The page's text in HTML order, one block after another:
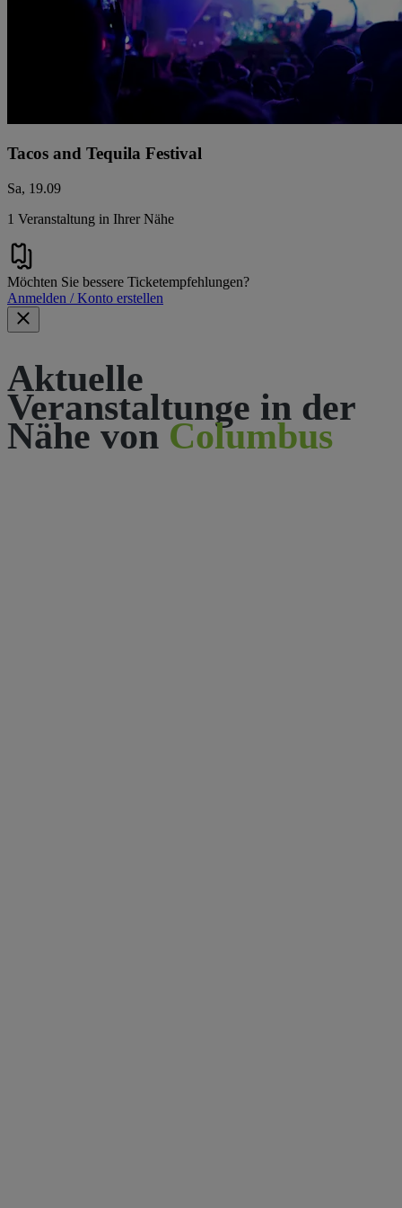
Tacos and Tequila Festival
Sa, 19.09
1 Veranstaltung in Ihrer Nähe
Möchten Sie bessere Ticketempfehlungen?
Anmelden / Konto erstellen
Aktuelle
Veranstaltunge in der
Nähe von Columbus